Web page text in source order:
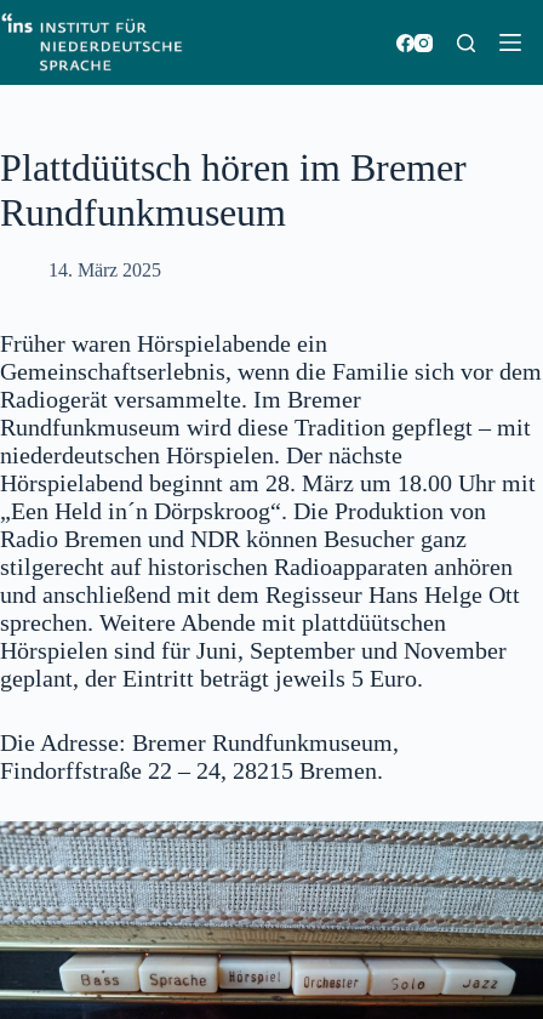
Zum
Inhalt
springen
Plattdüütsch hören im Bremer
Rundfunkmuseum
14. März 2025
Früher waren Hörspielabende ein
Gemeinschaftserlebnis, wenn die Familie sich vor dem
Radiogerät versammelte. Im Bremer
Rundfunkmuseum wird diese Tradition gepflegt – mit
niederdeutschen Hörspielen. Der nächste
Hörspielabend beginnt am 28. März um 18.00 Uhr mit
„Een Held in´n Dörpskroog“. Die Produktion von
Radio Bremen und NDR können Besucher ganz
stilgerecht auf historischen Radioapparaten anhören
und anschließend mit dem Regisseur Hans Helge Ott
sprechen. Weitere Abende mit plattdüütschen
Hörspielen sind für Juni, September und November
geplant, der Eintritt beträgt jeweils 5 Euro.
Die Adresse: Bremer Rundfunkmuseum,
Findorffstraße 22 – 24, 28215 Bremen.